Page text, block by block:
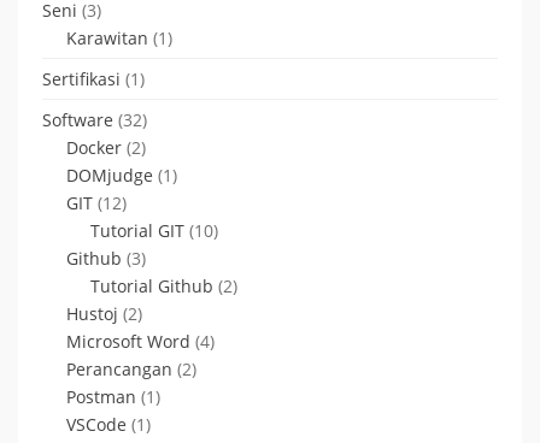
Seni (3)
Karawitan (1)
Sertifikasi (1)
Software (32)
Docker (2)
DOMjudge (1)
GIT (12)
Tutorial GIT (10)
Github (3)
Tutorial Github (2)
Hustoj (2)
Microsoft Word (4)
Perancangan (2)
Postman (1)
VSCode (1)